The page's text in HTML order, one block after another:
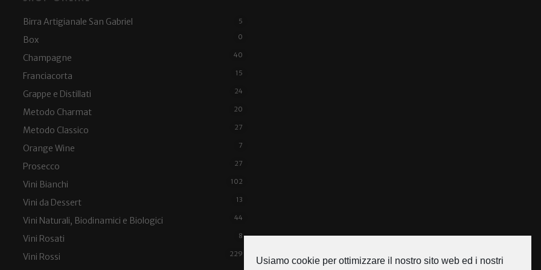
Birra Artigianale San Gabriel 5
Box 0
Champagne 40
Franciacorta 15
Grappe e Distillati 24
Metodo Charmat 20
Metodo Classico 27
Orange Wine 7
Prosecco 27
Vini Bianchi 102
Vini da Dessert 13
Vini Naturali, Biodinamici e Biologici 44
Vini Rosati 8
Vini Rossi 229
Usiamo cookie per ottimizzare il nostro sito web ed i nostri